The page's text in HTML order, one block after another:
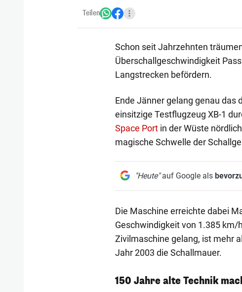
Teilen
Schon seit Jahrzehnten
Überschallgeschwindigkeit
Langstrecken befördern.
Ende Jänner gelang genau das
einsitzige Testflugzeug XB-1
Space Portin der Wüste
magische Schwelle der
"Heute"auf Google als
Die Maschine erreichte dabei
Geschwindigkeit von 1.385
Zivilmaschine gelang, ist mehr
Jahr 2003 die Schallmauer.
150 Jahre alte Technik